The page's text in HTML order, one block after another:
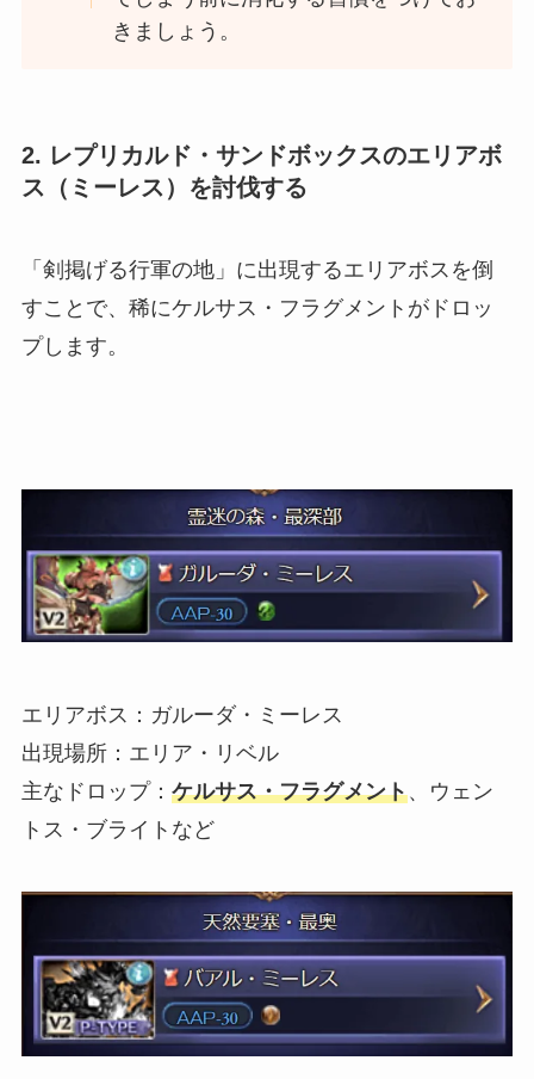
きましょう。
2. レプリカルド・サンドボックスのエリアボ
ス（ミーレス）を討伐する
「剣掲げる行軍の地」に出現するエリアボスを倒
すことで、稀にケルサス・フラグメントがドロッ
プします。
エリアボス：ガルーダ・ミーレス
出現場所：エリア・リベル
主なドロップ： ケルサス・フラグメント、ウェン
トス・ブライトなど